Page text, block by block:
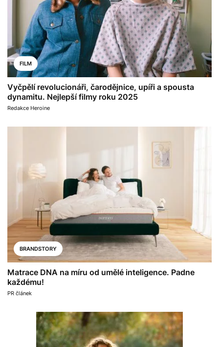
FILM
Vyčpělí revolucionáři, čarodějnice, upíři a spousta
dynamitu. Nejlepší filmy roku 2025
Redakce Heroine
BRANDSTORY
Matrace DNA na míru od umělé inteligence. Padne
každému!
PR článek